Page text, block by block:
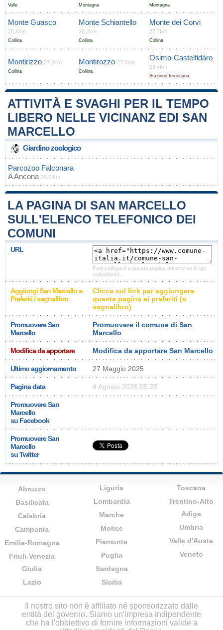
Valle Montagna Montagna
Monte Guasco
25.8km
Collina
Monte Schiantello
26.2km
Collina
Monte dei Corvi
27.7km
Collina
Montirizzo 27.8km
Collina
Montirozzo 27.8km
Collina
Osimo-Castelfidàro
28.4km
Stazione ferroviaria
ATTIVITÀ E SVAGHI PER IL TEMPO
LIBERO NELLE VICINANZ EDI SAN
MARCELLO
Giardino zoologico
Parcozoo Falconara
AAncona 25.6 km
LA PAGINA DI SAN MARCELLO
SULL'ELENCO TELEFONICO DEI
COMUNI
URL
Puoi collegarti a questa pagina attraverso il rigo
sottostante.
Aggiungi San Marcello a
Preferiti / segnalibro
Clicca sul link per aggiungere
questa pagina ai preferiti (o
segnalibro)
Promuovere San
Marcello
Promuovere il comune di San
Marcello
Modifica da apportare Modifica da apportare San Marcello
Ultimo aggiornamento 27 Maggio 2025
Pagina data 4 Agosto 2026 05:29
Promuovere San
Marcello
su Facebook
Promuovere San
Marcello
su Twitter
Abruzzo
Basilicata
Calabria
Campania
Emilia-Romagna
Friuli-Venezia
Giulia
Lazio
Liguria
Lombardia
Marche
Molise
Piemonte
Puglia
Sardegna
Sicilia
Toscana
Trentino-Alto
Adige
Umbria
Valle d'Aosta
Veneto
Il nostro sito non è affiliato né sponsorizzato dalle
entità del governo. Siamo un'impresa indipendente
che ha l'obbiettivo di fornire informazioni valide a